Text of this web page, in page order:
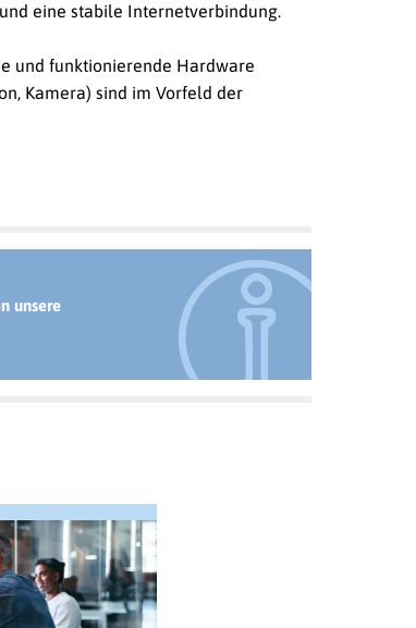
eine stabile Internetverbindung.
und funktionierende Hardware
Kamera) sind im Vorfeld der
unsere